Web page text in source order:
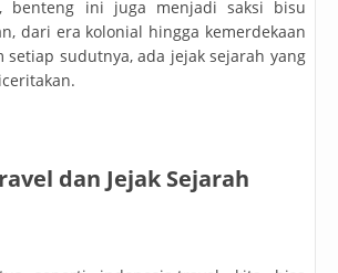
benteng ini juga menjadi saksi bisu
dari era kolonial hingga kemerdekaan
setiap sudutnya, ada jejak sejarah yang
dan Jejak Sejarah